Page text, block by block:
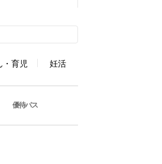
・育児 妊活
優待パス